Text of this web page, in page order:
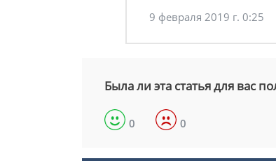
9 февраля 2019 г. 0:25
Была ли эта статья для вас
0 0